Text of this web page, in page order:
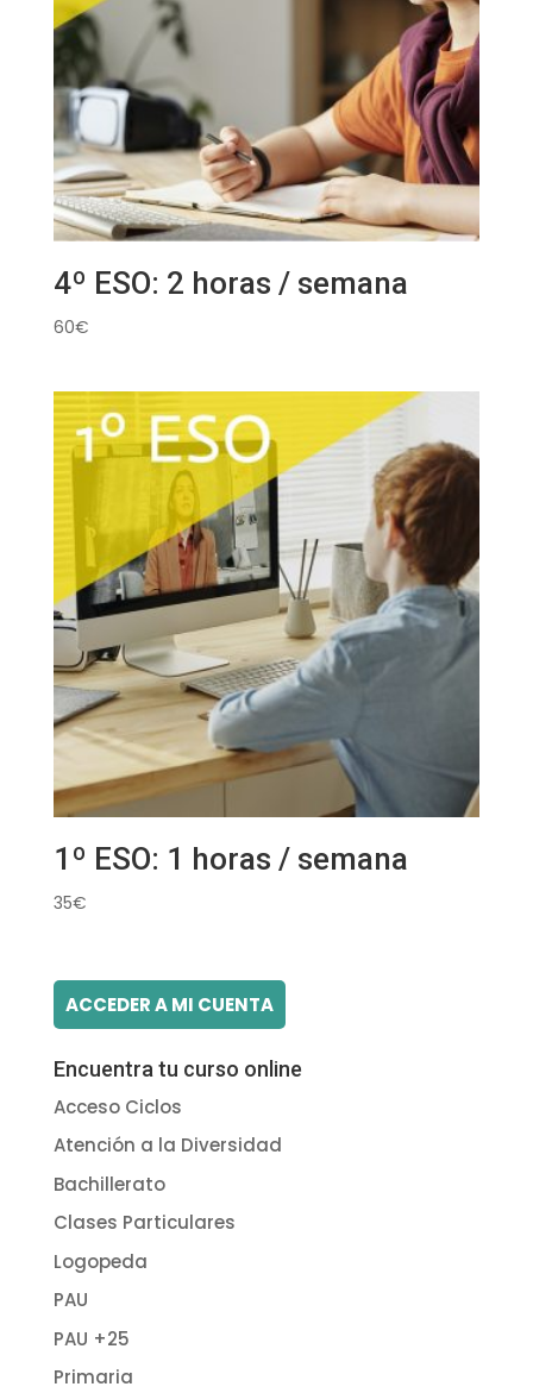
4º ESO: 2 horas / semana
60€
1º ESO: 1 horas / semana
35€
ACCEDER A MI CUENTA
Encuentra tu curso online
Acceso Ciclos
Atención a la Diversidad
Bachillerato
Clases Particulares
Logopeda
PAU
PAU +25
Primaria